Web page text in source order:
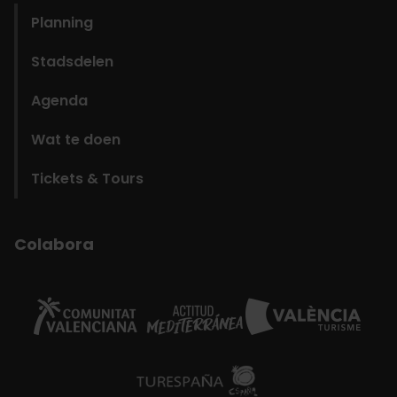
Planning
Stadsdelen
Agenda
Wat te doen
Tickets & Tours
Colabora